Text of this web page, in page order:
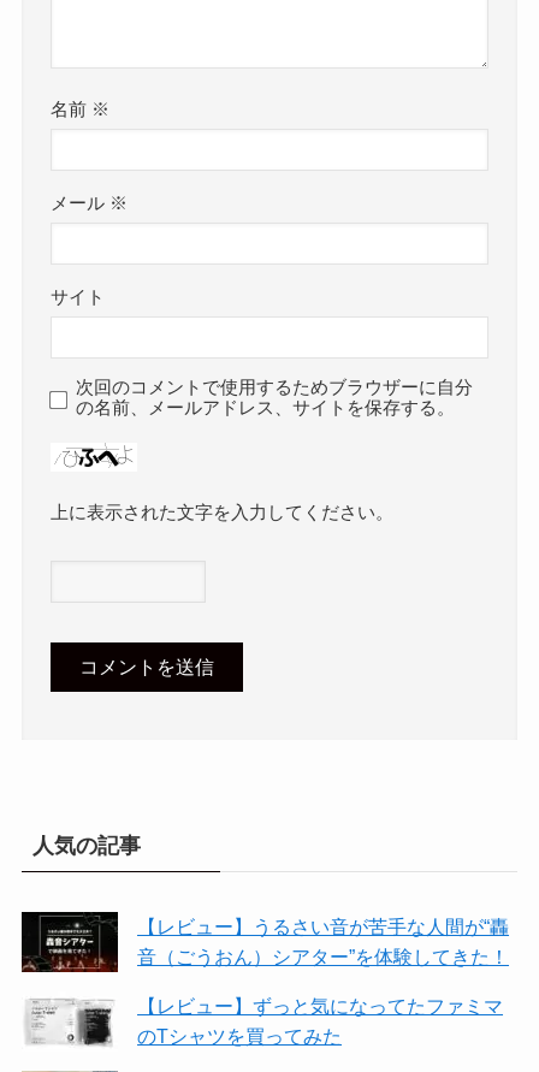
名前 ※
メール ※
サイト
次回のコメントで使用するためブラウザーに自分
の名前、メールアドレス、サイトを保存する。
上に表示された文字を入力してください。
人気の記事
【レビュー】うるさい音が苦手な人間が“轟
音（ごうおん）シアター”を体験してきた！
【レビュー】ずっと気になってたファミマ
のTシャツを買ってみた